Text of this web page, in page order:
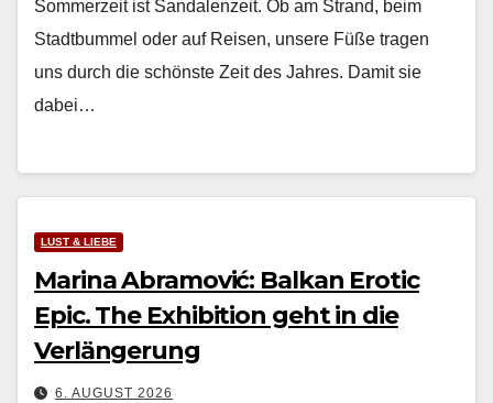
Som­merzeit ist San­dalen­zeit. Ob am Strand, beim
Stadt­bum­mel oder auf Reisen, unsere Füße tra­gen
uns durch die schön­ste Zeit des Jahres. Damit sie
dabei…
LUST & LIEBE
Marina Abramović: Balkan Erotic
Epic. The Exhibition geht in die
Verlängerung
6. AUGUST 2026